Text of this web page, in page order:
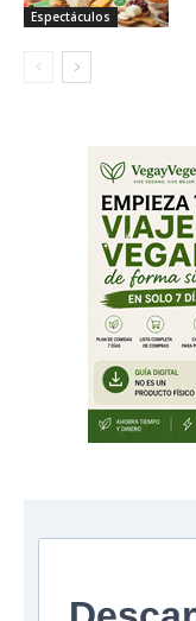
Espectáculos